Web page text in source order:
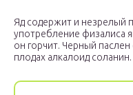
Яд содержит и незрелый
употребление физалиса
он горчит. Черный
плодах алкалоид соланин.